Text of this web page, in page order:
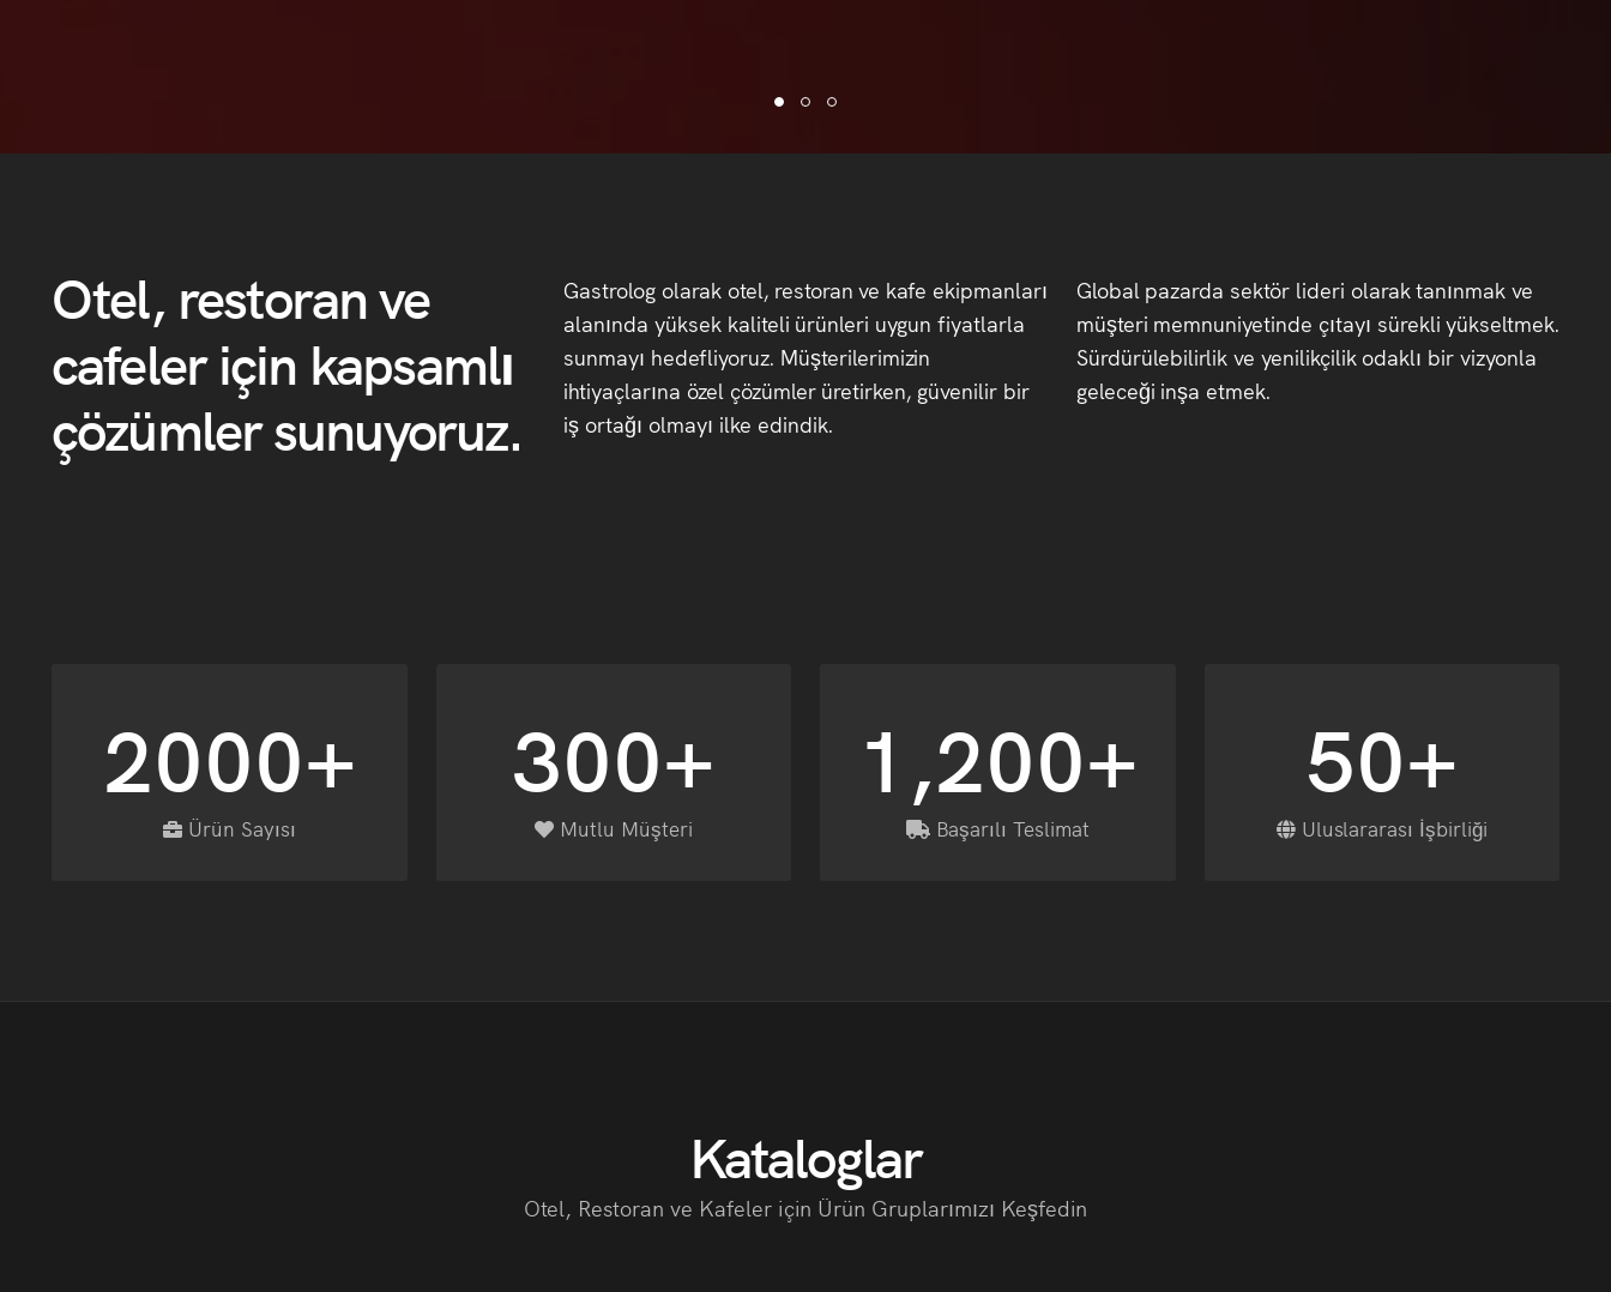
Otel, restoranve
cafeleriçin kapsamlı
çözümlersunuyoruz.
Gastrolog olarak otel, restoran ve kafe ekipmanları
alanında yüksek kaliteli ürünleri uygun fiyatlarla
sunmayı hedefliyoruz. Müşterilerimizin
ihtiyaçlarına özel çözümler üretirken, güvenilir bir
iş ortağı olmayı ilke edindik.
Global pazarda sektör lideri olaraktanınmak ve
müşteri memnuniyetinde çıtayı sürekli yükseltmek.
Sürdürülebilirlikve yenilikçilik odaklı bir vizyonla
geleceği inşa etmek.
2000+
Ürün Sayısı
300+
Mutlu Müşteri
1,200+
Başarılı Teslimat
50+
Uluslararası İşbirliği
Kataloglar
Otel, Restoran ve Kafeler için Ürün Gruplarımızı Keşfedin